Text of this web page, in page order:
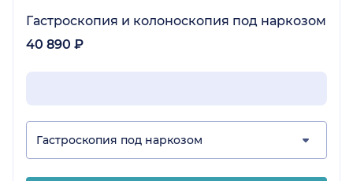
Гастроскопия и колоноскопия под наркозом
40 890 ₽
Гастроскопия под наркозом